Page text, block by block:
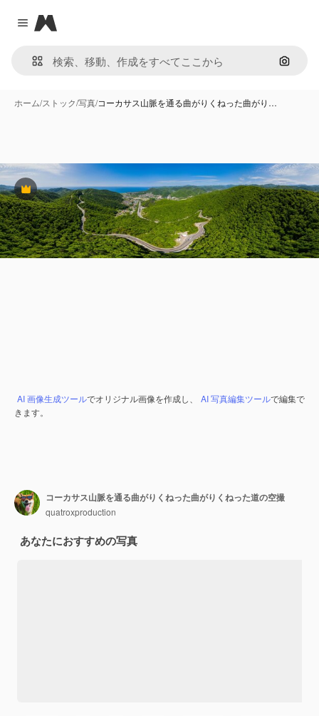
Close menu
Magnific
画像で
ホーム/ストック/写真/コーカサス山脈を通る曲がりくねった曲がり…
Premium
AI 画像生成ツールでオリジナル画像を作成し、 AI 写真編集ツールで編集で
きます。
コーカサス山脈を通る曲がりくねった曲がりくねった道の空撮
quatroxproduction
あなたにおすすめの写真